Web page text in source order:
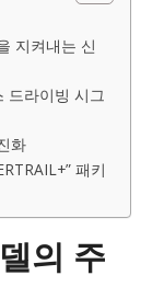
지켜내는 신
드라이빙 시그
화
패키
의 주